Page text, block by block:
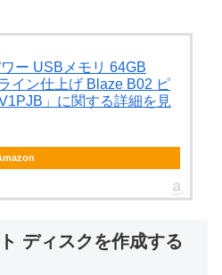
ー USBメモリ 64GB
イン仕上げ Blaze B02 ピ
」に関する詳細を見
ディスクを作成する